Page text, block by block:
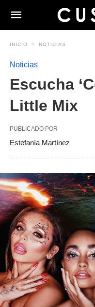
INICIO NOTICIAS
Noticias
Escucha
Little Mix
PUBLICADO POR
Estefanía Martínez